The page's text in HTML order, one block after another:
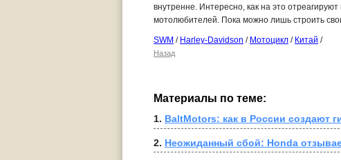
внутренне. Интересно, как на это
мотолюбителей. Пока можно лишь строить
SWM / Harley-Davidson / Мотоцикл / Китай /
Назад
Материалы по теме:
1. BaltMotors: как в России создают
2. Неожиданный сбой: Honda